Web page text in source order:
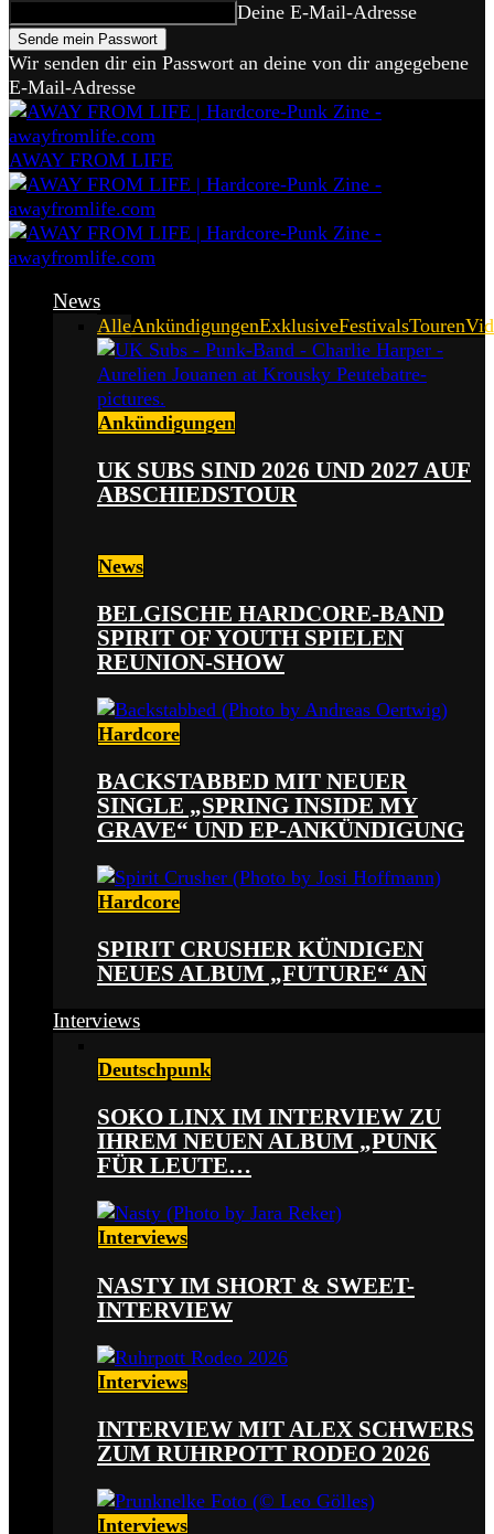
Deine E-Mail-Adresse
Wir senden dir ein Passwort an deine von dir angegebene
E-Mail-Adresse
AWAY FROM LIFE
News
AlleAnkündigungenExklusiveFestivalsTouren
Ankündigungen
UK SUBS SIND 2026 UND 2027 AUF
ABSCHIEDSTOUR
News
BELGISCHE HARDCORE-BAND
SPIRIT OF YOUTH SPIELEN
REUNION-SHOW
Hardcore
BACKSTABBED MIT NEUER
SINGLE „SPRING INSIDE MY
GRAVE“ UND EP-ANKÜNDIGUNG
Hardcore
SPIRIT CRUSHER KÜNDIGEN
NEUES ALBUM „FUTURE“ AN
Interviews
Deutschpunk
SOKO LINX IM INTERVIEW ZU
IHREM NEUEN ALBUM „PUNK
FÜR LEUTE…
Interviews
NASTY IM SHORT & SWEET-
INTERVIEW
Interviews
INTERVIEW MIT ALEX SCHWERS
ZUM RUHRPOTT RODEO 2026
Interviews